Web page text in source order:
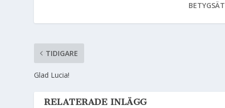
TIDIGARE
Glad Lucia!
RELATERADE INLÄGG